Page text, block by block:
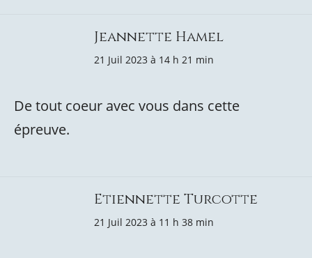
Jeannette Hamel
21 Juil 2023 à 14 h 21 min
De tout coeur avec vous dans cette
épreuve.
Etiennette Turcotte
21 Juil 2023 à 11 h 38 min